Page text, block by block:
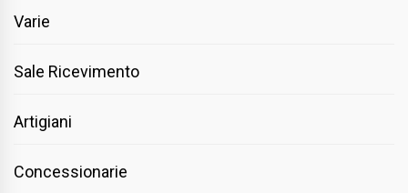
Varie
Sale Ricevimento
Artigiani
Concessionarie